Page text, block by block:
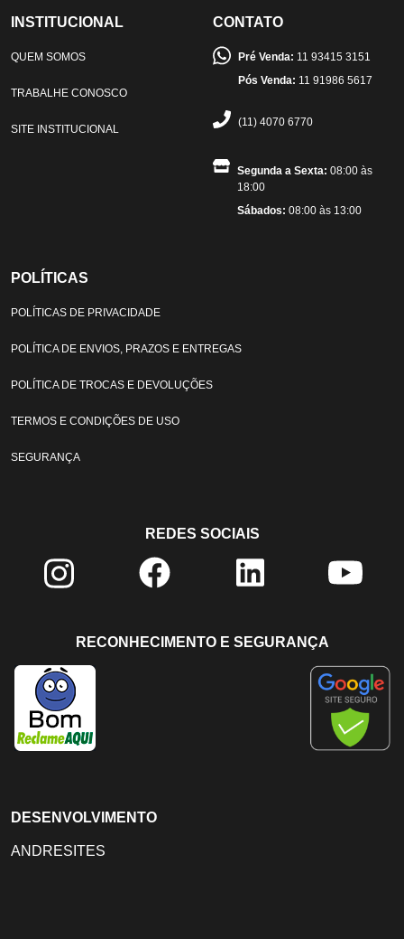
INSTITUCIONAL
QUEM SOMOS
TRABALHE CONOSCO
SITE INSTITUCIONAL
CONTATO
Pré Venda: 11 93415 3151
Pós Venda: 11 91986 5617
(11) 4070 6770
Segunda a Sexta: 08:00 às
18:00
Sábados: 08:00 às 13:00
POLÍTICAS
POLÍTICAS DE PRIVACIDADE
POLÍTICA DE ENVIOS, PRAZOS E ENTREGAS
POLÍTICA DE TROCAS E DEVOLUÇÕES
TERMOS E CONDIÇÕES DE USO
SEGURANÇA
REDES SOCIAIS
RECONHECIMENTO E SEGURANÇA
DESENVOLVIMENTO
ANDRESITES